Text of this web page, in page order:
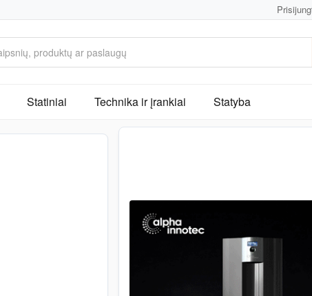
Statiniai Technika ir įrankiai Statyba